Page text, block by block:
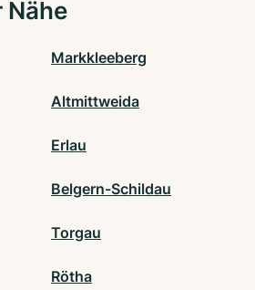
Nähe
Markkleeberg
Altmittweida
Erlau
Belgern-Schildau
Torgau
Rötha